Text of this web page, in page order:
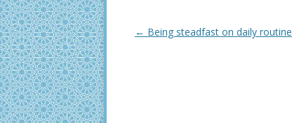
Post
← Being steadfast on daily routine